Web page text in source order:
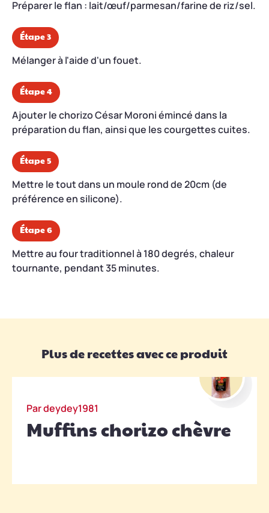
Préparer le flan : lait/œuf/parmesan/farine de riz/sel.
Étape 3
Mélanger à l'aide d'un fouet.
Étape 4
Ajouter le chorizo César Moroni émincé dans la
préparation du flan, ainsi que les courgettes cuites.
Étape 5
Mettre le tout dans un moule rond de 20cm (de
préférence en silicone).
Étape 6
Mettre au four traditionnel à 180 degrés, chaleur
tournante, pendant 35 minutes.
Plus de recettes avec ce produit
Vos idées gourmandes !
Vous pouvez mettre d'autres herbes que le
Par deydey1981
Muffins chorizo chèvre